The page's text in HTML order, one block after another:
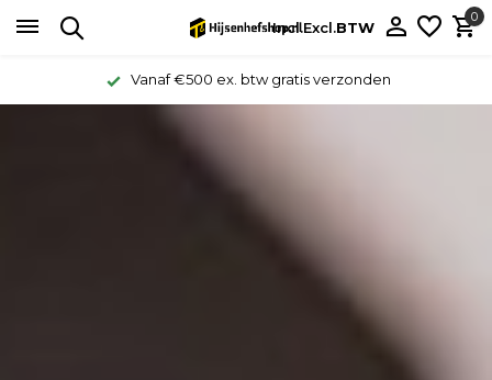
Incl.Excl.BTW
0
Vanaf €500 ex. btw gratis verzonden